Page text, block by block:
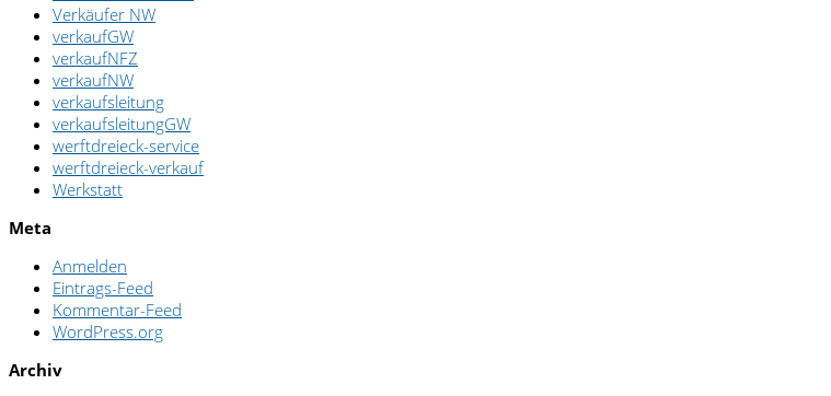
Verkäufer NW
verkaufGW
verkaufNFZ
verkaufNW
verkaufsleitung
verkaufsleitungGW
werftdreieck-service
werftdreieck-verkauf
Werkstatt
Meta
Anmelden
Eintrags-Feed
Kommentar-Feed
WordPress.org
Archiv